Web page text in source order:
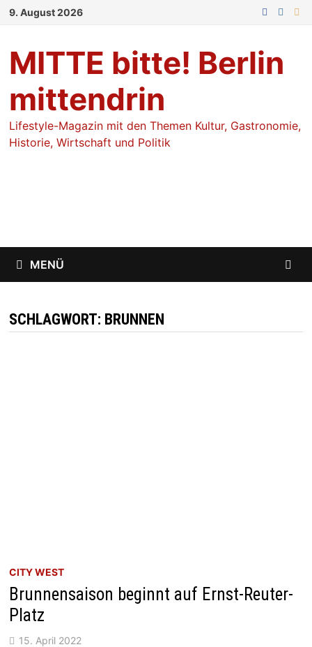
Zum
9. August 2026
MITTE bitte! Berlin
mittendrin
Lifestyle-Magazin mit den Themen Kultur, Gastronomie,
Historie, Wirtschaft und Politik
MENÜ
SCHLAGWORT: BRUNNEN
CITY WEST
Brunnensaison beginnt auf Ernst-Reuter-
Platz
15. April 2022